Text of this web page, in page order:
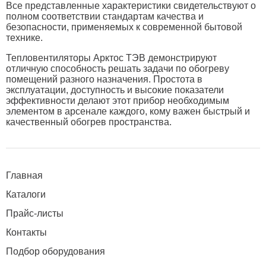
Все представленные характеристики свидетельствуют о
полном соответствии стандартам качества и
безопасности, применяемых к современной бытовой
технике.
Тепловентиляторы Арктос ТЭВ демонстрируют
отличную способность решать задачи по обогреву
помещений разного назначения. Простота в
эксплуатации, доступность и высокие показатели
эффективности делают этот прибор необходимым
элементом в арсенале каждого, кому важен быстрый и
качественный обогрев пространства.
Главная
Каталоги
Прайс-листы
Контакты
Подбор оборудования